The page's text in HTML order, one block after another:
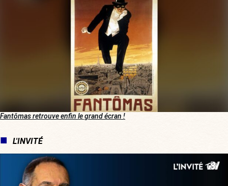
Fantômas retrouve enfin le grand écran !
L'INVITÉ